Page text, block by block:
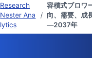
Research
Nester Ana
lytics
/
容積式ブロワ
向、需要、成
―2037年